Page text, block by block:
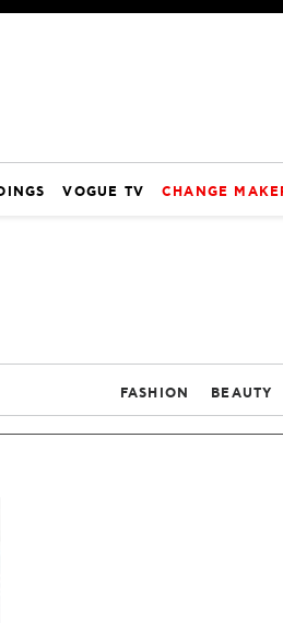
VOGUE TV CHANGE
FASHION BEAUTY